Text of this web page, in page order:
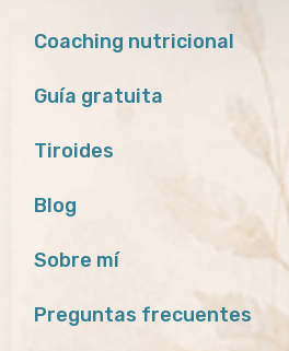
Coaching nutricional
Guía gratuita
Tiroides
Blog
Sobre mí
Preguntas frecuentes